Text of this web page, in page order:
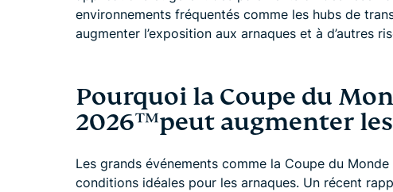
environnements fréquentés comme les hubs de
augmenter l’exposition aux arnaques et à d’autres
Pourquoi la Coupe du
2026™️peut augmenter
Les grands événements comme la Coupe du
conditions idéales pour les arnaques. Un récent